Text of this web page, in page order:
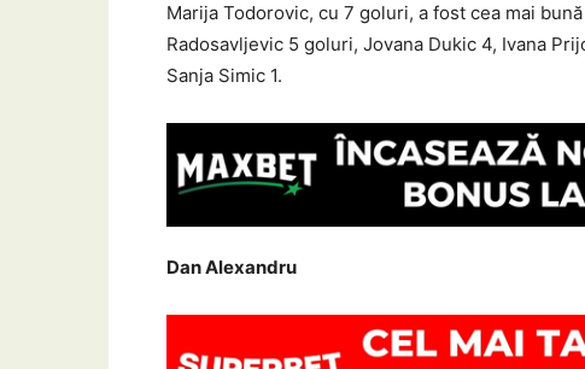
Marija Todorovic, cu 7 goluri, a fost cea mai
Radosavljevic 5 goluri, Jovana Dukic 4, Ivana
Sanja Simic 1.
Dan Alexandru